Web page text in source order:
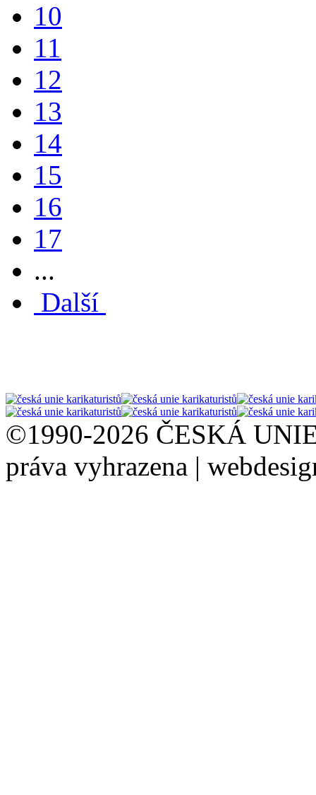
10
11
12
13
14
15
16
17
...
Další
©1990-2026 ČESKÁ
práva vyhrazena |